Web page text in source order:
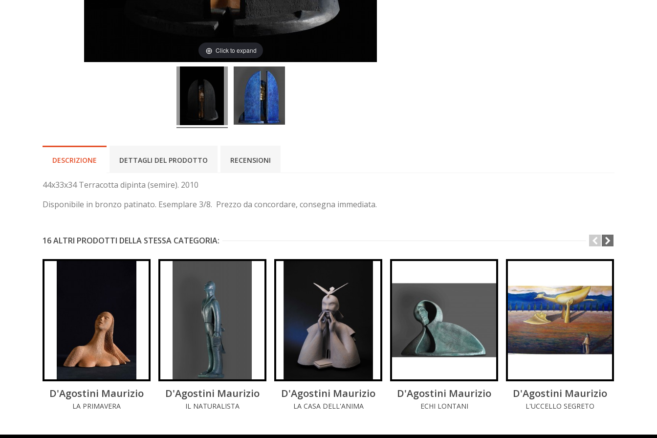
Click to expand
DESCRIZIONE DETTAGLI DEL PRODOTTO RECENSIONI
44x33x34 Terracotta dipinta (semire). 2010
Disponibile in bronzo patinato. Esemplare 3/8. Prezzo da concordare, consegna immediata.
16 ALTRI PRODOTTI DELLA STESSA CATEGORIA:
LEGGI DI PIÚ
D'Agostini Maurizio
LA PRIMAVERA
LEGGI DI PIÚ
D'Agostini Maurizio
IL NATURALISTA
LEGGI DI PIÚ
D'Agostini Maurizio
LA CASA DELL'ANIMA
LEGGI DI PIÚ
D'Agostini Maurizio
ECHI LONTANI
LEGGI DI PIÚ
D'Agostini Maurizio
L'UCCELLO SEGRETO